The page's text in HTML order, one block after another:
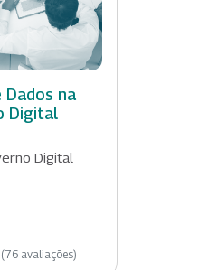
Dados na
Digital
Digital
(76 avaliações)